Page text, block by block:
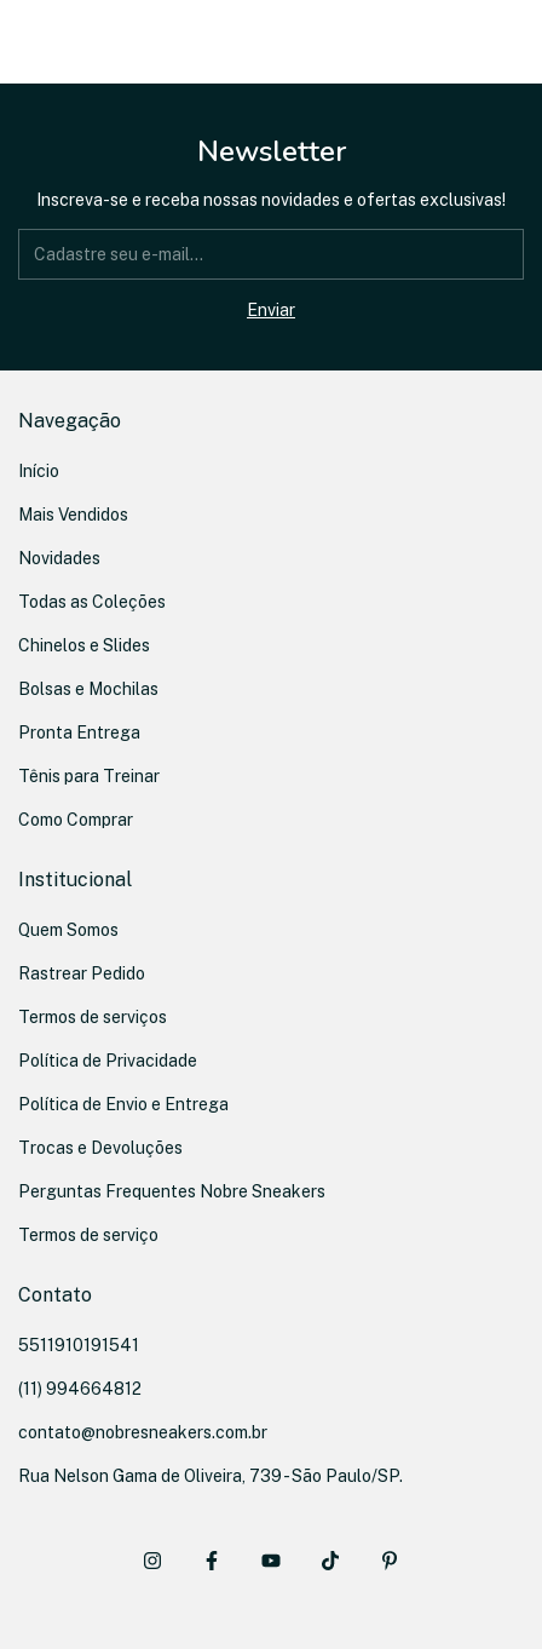
Newsletter
Inscreva-se e receba nossas novidades e ofertas exclusivas!
Navegação
Início
Mais Vendidos
Novidades
Todas as Coleções
Chinelos e Slides
Bolsas e Mochilas
Pronta Entrega
Tênis para Treinar
Como Comprar
Institucional
Quem Somos
Rastrear Pedido
Termos de serviços
Política de Privacidade
Política de Envio e Entrega
Trocas e Devoluções
Perguntas Frequentes Nobre Sneakers
Termos de serviço
Contato
5511910191541
(11) 994664812
contato@nobresneakers.com.br
Rua Nelson Gama de Oliveira, 739 - São Paulo/SP.